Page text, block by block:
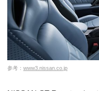
参考： www3.nissan.co.jp